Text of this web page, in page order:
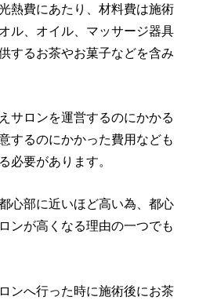
熱費にあたり、材料費は施術
ル、オイル、マッサージ器具
するお茶やお菓子などを含み
サロンを運営するのにかかる
するのにかかった費用なども
必要があります。
心部に近いほど高い為、都心
ンが高くなる理由の一つでも
ンへ行った時に施術後にお茶